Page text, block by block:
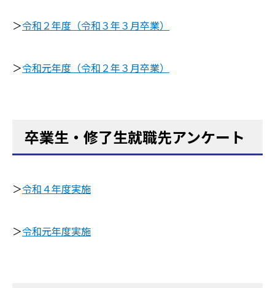
＞令和２年度（令和３年３月卒業）
＞令和元年度（令和２年３月卒業）
卒業生・修了生就職先アンケート
＞令和４年度実施
＞令和元年度実施